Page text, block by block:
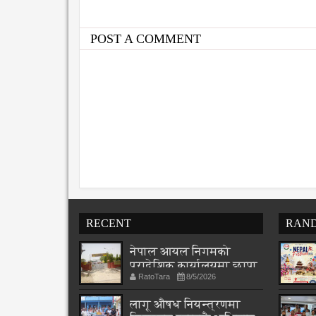
POST A COMMENT
RECENT
नेपाल आयल निगमको
प्रादेशिक कार्यालयमा छापा
RatoTara 8/5/2026
लागू औषध नियन्त्रणमा